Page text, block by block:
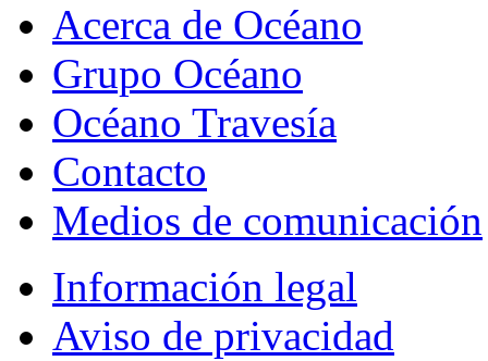
Acerca de Océano
Grupo Océano
Océano Travesía
Contacto
Medios de comunicación
Información legal
Aviso de privacidad